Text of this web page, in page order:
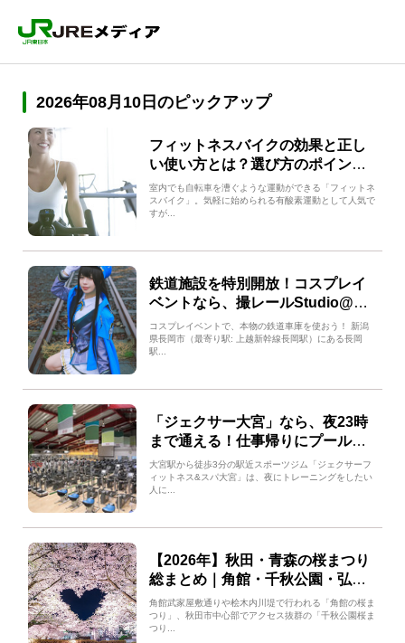
2026年08月10日のピックアップ
フィットネスバイクの効果と正し
い使い方とは？選び方のポイント5
つも解説！
室内でも自転車を漕ぐような運動ができる「フィットネ
スバイク」。気軽に始められる有酸素運動として人気で
すが...
鉄道施設を特別開放！コスプレイ
ベントなら、撮レールStudio@長
岡
コスプレイベントで、本物の鉄道車庫を使おう！ 新潟
県長岡市（最寄り駅: 上越新幹線長岡駅）にある長岡
駅...
「ジェクサー大宮」なら、夜23時
まで通える！仕事帰りにプールや
サウナも使えちゃう！
大宮駅から徒歩3分の駅近スポーツジム「ジェクサーフ
ィットネス&スパ大宮」は、夜にトレーニングをしたい
人に...
【2026年】秋田・青森の桜まつり
総まとめ｜角館・千秋公園・弘前
公園の開催情報ガイド
角館武家屋敷通りや桧木内川堤で行われる「角館の桜ま
つり」、秋田市中心部でアクセス抜群の「千秋公園桜ま
つり...